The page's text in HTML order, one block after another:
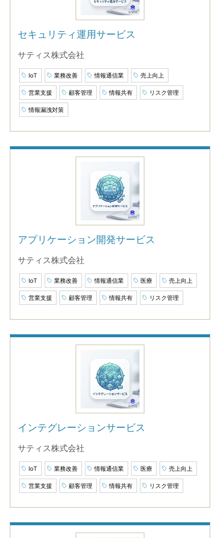
セキュリティ運用サービス
サティス株式会社
IoT 業務改善 情報通信業 売上向上
営業支援 顧客管理 情報共有 リスク管理
情報漏洩対策
アプリケーション開発サービス
サティス株式会社
IoT 業務改善 情報通信業 医療 売上向上
営業支援 顧客管理 情報共有 リスク管理
インテグレーションサービス
サティス株式会社
IoT 業務改善 情報通信業 医療 売上向上
営業支援 顧客管理 情報共有 リスク管理